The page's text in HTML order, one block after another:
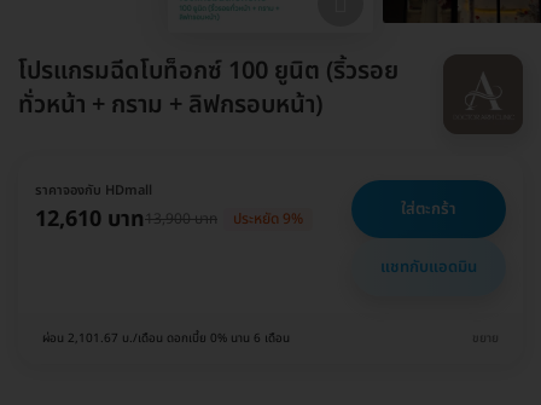
โปรแกรมฉีดโบท็อกซ์ 100 ยูนิต (ริ้วรอย
ทั่วหน้า + กราม + ลิฟกรอบหน้า)
ราคาจองกับ HDmall
12,610 บาท13,900 บาท ประหยัด 9% ใส่ตะกร้า
แชทกับแอดมิน
ผ่อน 2,101.67 บ./เดือน ดอกเบี้ย 0% นาน 6 เดือน ขยาย